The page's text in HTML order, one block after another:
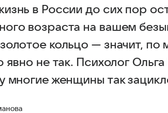
в России до сих пор
возраста на вашем
кольцо — значит,
явно не так. Психолог
многие женщины так